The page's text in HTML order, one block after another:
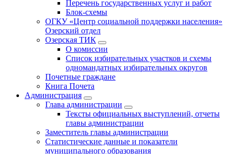
Перечень государственных услуг и работ
Блок-схемы
ОГКУ «Центр социальной поддержки населения»
Озерский отдел
Озерская ТИК
О комиссии
Список избирательных участков и схемы
одномандатных избирательных округов
Почетные граждане
Книга Почета
Администрация
Глава администрации
Тексты официальных выступлений, отчеты
главы администрации
Заместитель главы администрации
Статистические данные и показатели
муниципального образования